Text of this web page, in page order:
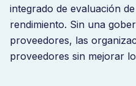
integrado de evaluación
rendimiento. Sin una
proveedores, las
proveedores sin mejorar